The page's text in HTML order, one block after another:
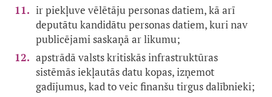
ir piekļuve vēlētāju personas datiem, kā arī
deputātu kandidātu personas datiem, kuri nav
publicējami saskaņā ar likumu;
apstrādā valsts kritiskās infrastruktūras
sistēmās iekļautās datu kopas, izņemot
gadījumus, kad to veic finanšu tirgus dalībnieki;